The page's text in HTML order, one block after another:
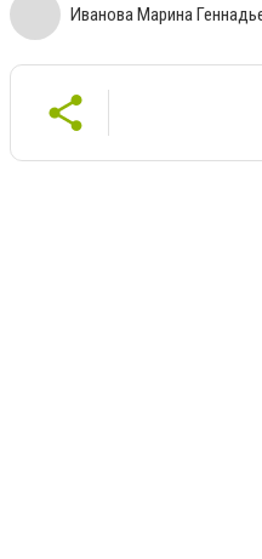
Иванова Марина